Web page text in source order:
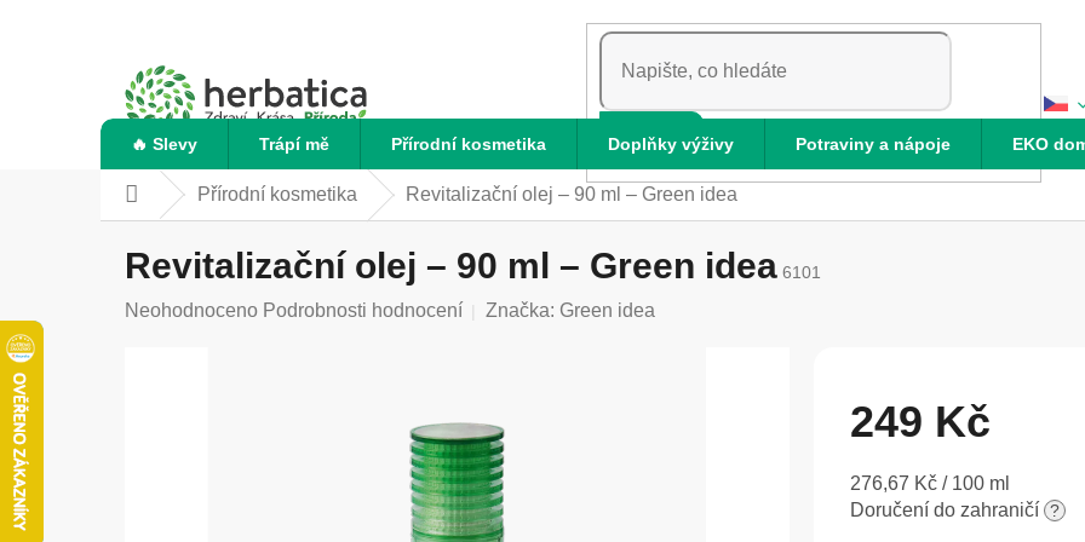
HLEDAT
🔥 Slevy Trápí mě Přírodní kosmetika Doplňky výživy Potraviny a nápoje EKO
Domů Přírodní kosmetika Revitalizační olej – 90 ml – Green idea
Revitalizační olej – 90 ml – Green idea 6101
Průměrné
Neohodnoceno Podrobnosti hodnocení Značka: Green idea
249 Kč
Měrná
cena:
276,67 Kč / 100 ml
Doručení do zahraničí ?